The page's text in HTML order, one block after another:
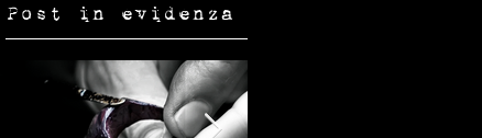
Post in evidenza